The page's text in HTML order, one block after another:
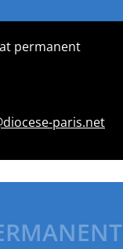
permanent
paris.net